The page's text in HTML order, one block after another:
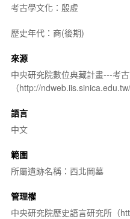
考古學文化：殷虛
歷史年代：商(後期)
來源
中央研究院數位典藏計畫---考
（http://
語言
中文
範圍
所屬遺跡名稱：西北岡墓
管理權
中央研究院歷史語言研究所（